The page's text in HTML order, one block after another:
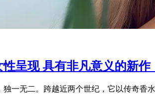
性呈现 具有非凡意义的新
独一无二。跨越近两个世纪，它以传奇香